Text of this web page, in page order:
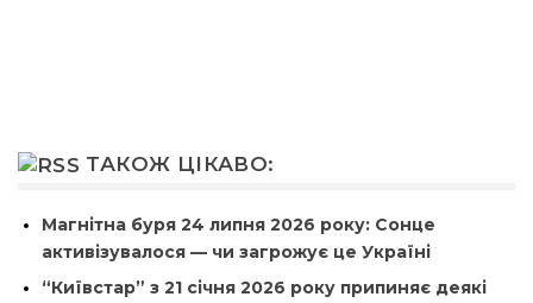
ТАКОЖ ЦІКАВО:
Магнітна буря 24 липня 2026 року: Сонце
активізувалося — чи загрожує це Україні
“Київстар” з 21 січня 2026 року припиняє деякі